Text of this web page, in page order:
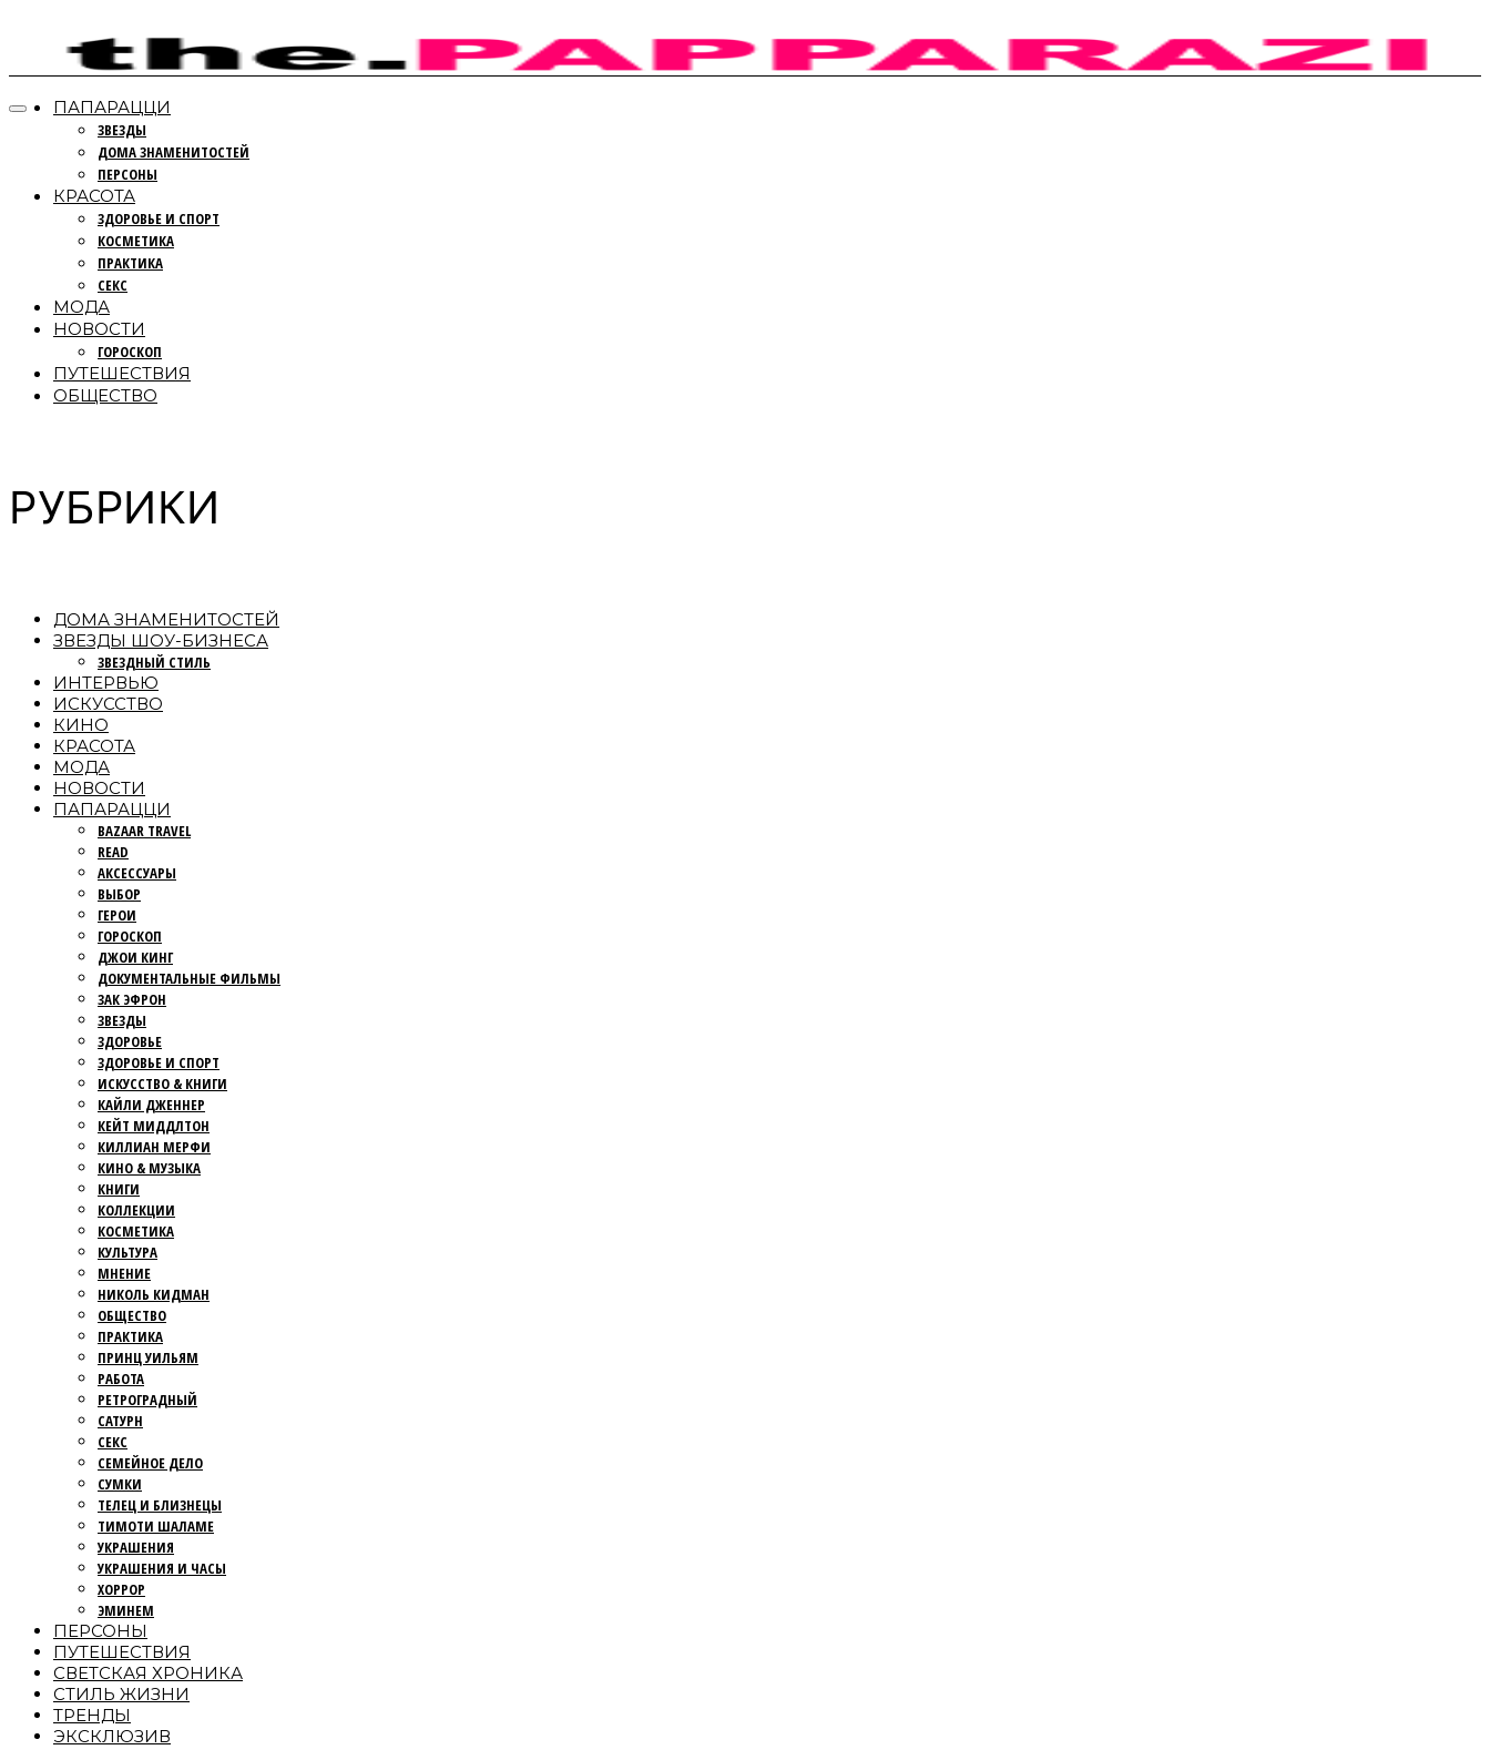
ПАПАРАЦЦИ
ЗВЕЗДЫ
ДОМА ЗНАМЕНИТОСТЕЙ
ПЕРСОНЫ
КРАСОТА
ЗДОРОВЬЕ И СПОРТ
КОСМЕТИКА
ПРАКТИКА
СЕКС
МОДА
НОВОСТИ
ГОРОСКОП
ПУТЕШЕСТВИЯ
ОБЩЕСТВО
РУБРИКИ
ДОМА ЗНАМЕНИТОСТЕЙ
ЗВЕЗДЫ ШОУ-БИЗНЕСА
ЗВЕЗДНЫЙ СТИЛЬ
ИНТЕРВЬЮ
ИСКУССТВО
КИНО
КРАСОТА
МОДА
НОВОСТИ
ПАПАРАЦЦИ
BAZAAR TRAVEL
READ
АКСЕССУАРЫ
ВЫБОР
ГЕРОИ
ГОРОСКОП
ДЖОИ КИНГ
ДОКУМЕНТАЛЬНЫЕ ФИЛЬМЫ
ЗАК ЭФРОН
ЗВЕЗДЫ
ЗДОРОВЬЕ
ЗДОРОВЬЕ И СПОРТ
ИСКУССТВО & КНИГИ
КАЙЛИ ДЖЕННЕР
КЕЙТ МИДДЛТОН
КИЛЛИАН МЕРФИ
КИНО & МУЗЫКА
КНИГИ
КОЛЛЕКЦИИ
КОСМЕТИКА
КУЛЬТУРА
МНЕНИЕ
НИКОЛЬ КИДМАН
ОБЩЕСТВО
ПРАКТИКА
ПРИНЦ УИЛЬЯМ
РАБОТА
РЕТРОГРАДНЫЙ
САТУРН
СЕКС
СЕМЕЙНОЕ ДЕЛО
СУМКИ
ТЕЛЕЦ И БЛИЗНЕЦЫ
ТИМОТИ ШАЛАМЕ
УКРАШЕНИЯ
УКРАШЕНИЯ И ЧАСЫ
ХОРРОР
ЭМИНЕМ
ПЕРСОНЫ
ПУТЕШЕСТВИЯ
СВЕТСКАЯ ХРОНИКА
СТИЛЬ ЖИЗНИ
ТРЕНДЫ
ЭКСКЛЮЗИВ